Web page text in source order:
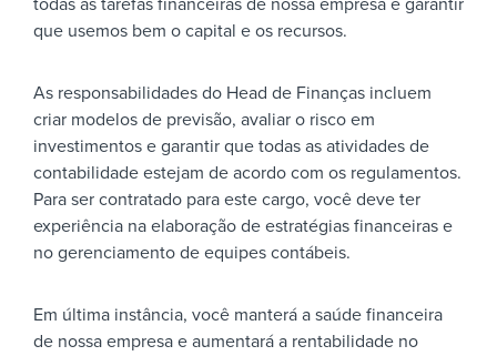
todas as tarefas financeiras de nossa empresa e garantir
que usemos bem o capital e os recursos.
As responsabilidades do Head de Finanças incluem
criar modelos de previsão, avaliar o risco em
investimentos e garantir que todas as atividades de
contabilidade estejam de acordo com os regulamentos.
Para ser contratado para este cargo, você deve ter
experiência na elaboração de estratégias financeiras e
no gerenciamento de equipes contábeis.
Em última instância, você manterá a saúde financeira
de nossa empresa e aumentará a rentabilidade no